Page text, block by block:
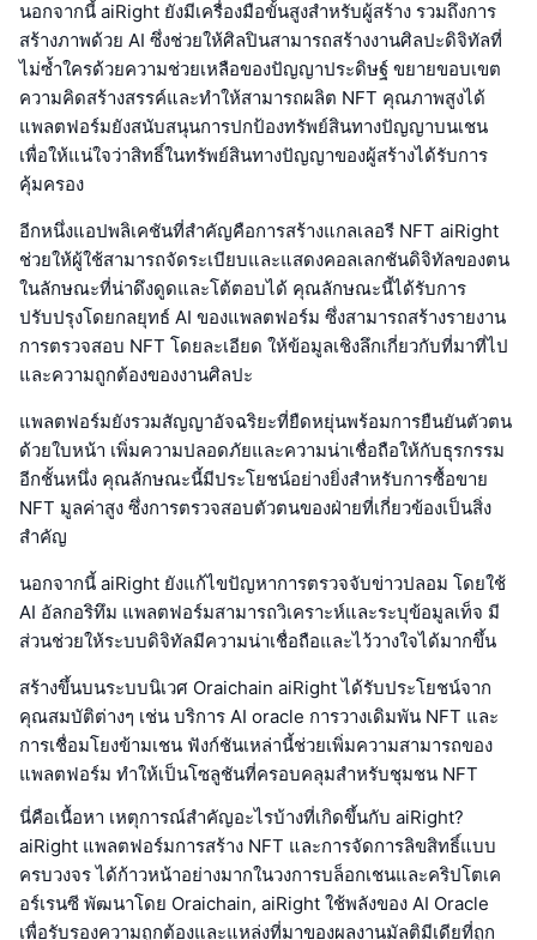
นอกจากนี้ aiRight ยังมีเครื่องมือขั้นสูงสำหรับผู้สร้าง รวมถึงการ
สร้างภาพด้วย AI ซึ่งช่วยให้ศิลปินสามารถสร้างงานศิลปะดิจิทัลที่
ไม่ซ้ำใครด้วยความช่วยเหลือของปัญญาประดิษฐ์ ขยายขอบเขต
ความคิดสร้างสรรค์และทำให้สามารถผลิต NFT คุณภาพสูงได้
แพลตฟอร์มยังสนับสนุนการปกป้องทรัพย์สินทางปัญญาบนเชน
เพื่อให้แน่ใจว่าสิทธิ์ในทรัพย์สินทางปัญญาของผู้สร้างได้รับการ
คุ้มครอง
อีกหนึ่งแอปพลิเคชันที่สำคัญคือการสร้างแกลเลอรี NFT aiRight
ช่วยให้ผู้ใช้สามารถจัดระเบียบและแสดงคอลเลกชันดิจิทัลของตน
ในลักษณะที่น่าดึงดูดและโต้ตอบได้ คุณลักษณะนี้ได้รับการ
ปรับปรุงโดยกลยุทธ์ AI ของแพลตฟอร์ม ซึ่งสามารถสร้างรายงาน
การตรวจสอบ NFT โดยละเอียด ให้ข้อมูลเชิงลึกเกี่ยวกับที่มาที่ไป
และความถูกต้องของงานศิลปะ
แพลตฟอร์มยังรวมสัญญาอัจฉริยะที่ยืดหยุ่นพร้อมการยืนยันตัวตน
ด้วยใบหน้า เพิ่มความปลอดภัยและความน่าเชื่อถือให้กับธุรกรรม
อีกชั้นหนึ่ง คุณลักษณะนี้มีประโยชน์อย่างยิ่งสำหรับการซื้อขาย
NFT มูลค่าสูง ซึ่งการตรวจสอบตัวตนของฝ่ายที่เกี่ยวข้องเป็นสิ่ง
สำคัญ
นอกจากนี้ aiRight ยังแก้ไขปัญหาการตรวจจับข่าวปลอม โดยใช้
AI อัลกอริทึม แพลตฟอร์มสามารถวิเคราะห์และระบุข้อมูลเท็จ มี
ส่วนช่วยให้ระบบดิจิทัลมีความน่าเชื่อถือและไว้วางใจได้มากขึ้น
สร้างขึ้นบนระบบนิเวศ Oraichain aiRight ได้รับประโยชน์จาก
คุณสมบัติต่างๆ เช่น บริการ AI oracle การวางเดิมพัน NFT และ
การเชื่อมโยงข้ามเชน ฟังก์ชันเหล่านี้ช่วยเพิ่มความสามารถของ
แพลตฟอร์ม ทำให้เป็นโซลูชันที่ครอบคลุมสำหรับชุมชน NFT
นี่คือเนื้อหา เหตุการณ์สำคัญอะไรบ้างที่เกิดขึ้นกับ aiRight?
aiRight แพลตฟอร์มการสร้าง NFT และการจัดการลิขสิทธิ์แบบ
ครบวงจร ได้ก้าวหน้าอย่างมากในวงการบล็อกเชนและคริปโตเค
อร์เรนซี พัฒนาโดย Oraichain, aiRight ใช้พลังของ AI Oracle
เพื่อรับรองความถูกต้องและแหล่งที่มาของผลงานมัลติมีเดียที่ถูก